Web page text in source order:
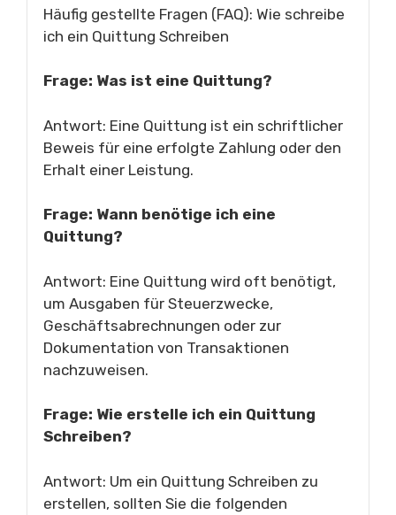
Häufig gestellte Fragen (FAQ): Wie schreibe
ich ein Quittung Schreiben
Frage: Was ist eine Quittung?
Antwort: Eine Quittung ist ein schriftlicher
Beweis für eine erfolgte Zahlung oder den
Erhalt einer Leistung.
Frage: Wann benötige ich eine
Quittung?
Antwort: Eine Quittung wird oft benötigt,
um Ausgaben für Steuerzwecke,
Geschäftsabrechnungen oder zur
Dokumentation von Transaktionen
nachzuweisen.
Frage: Wie erstelle ich ein Quittung
Schreiben?
Antwort: Um ein Quittung Schreiben zu
erstellen, sollten Sie die folgenden